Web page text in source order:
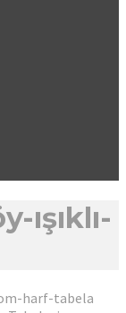
ışıklı-
harf-tabela